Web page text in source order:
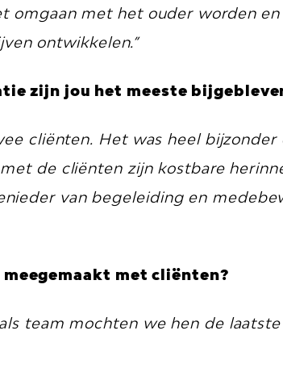
omgaan met het ouder worden
ontwikkelen.”
zijn jou het meeste
cliënten. Het was heel
de cliënten zijn kostbare
van begeleiding en
met cliënten?
team mochten we hen de